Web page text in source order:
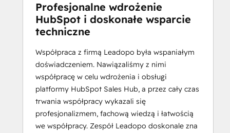
Profesjonalne wdrożenie
HubSpot i doskonałe wsparcie
techniczne
Współpraca z firmą Leadopo była wspaniałym
doświadczeniem. Nawiązaliśmy z nimi
współpracę w celu wdrożenia i obsługi
platformy HubSpot Sales Hub, a przez cały czas
trwania współpracy wykazali się
profesjonalizmem, fachową wiedzą i łatwością
we współpracy. Zespół Leadopo doskonale zna